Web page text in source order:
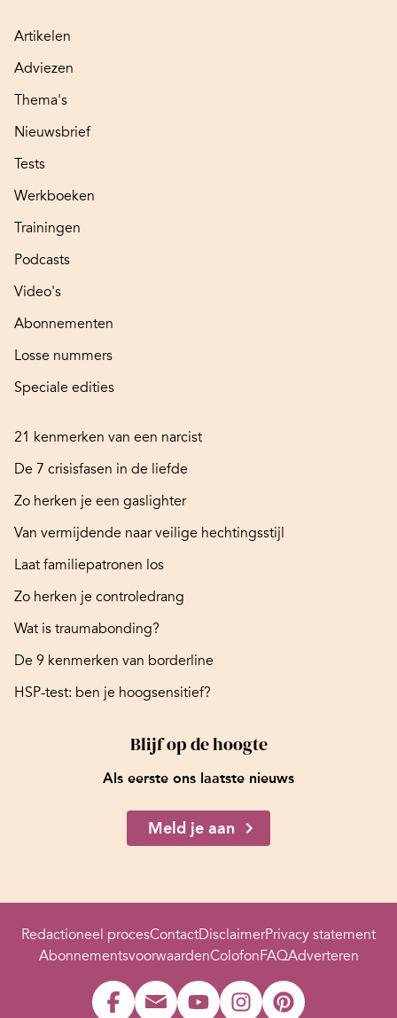
Artikelen
Adviezen
Thema's
Nieuwsbrief
Tests
Werkboeken
Trainingen
Podcasts
Video's
Abonnementen
Losse nummers
Speciale edities
21 kenmerken van een narcist
De 7 crisisfasen in de liefde
Zo herken je een gaslighter
Van vermijdende naar veilige hechtingsstijl
Laat familiepatronen los
Zo herken je controledrang
Wat is traumabonding?
De 9 kenmerken van borderline
HSP-test: ben je hoogsensitief?
Blijf op de hoogte
Als eerste ons laatste nieuws
Meld je aan
Redactioneel procesContactDisclaimerPrivacy statement
AbonnementsvoorwaardenColofonFAQAdverteren